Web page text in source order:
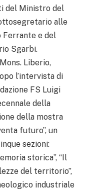
del Ministro del
alle
e del
Sgarbi.
Liberio,
l’intervista di
FS Luigi
della
della mostra
futuro”, un
sezioni:
storica”, “Il
del territorio”,
industriale